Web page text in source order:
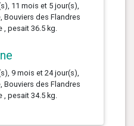
11 mois et 5 jour(s),
Bouviers des Flandres
, pesait 36.5 kg.
9 mois et 24 jour(s),
Bouviers des Flandres
, pesait 34.5 kg.